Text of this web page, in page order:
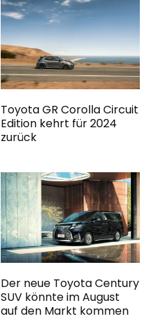
Toyota GR Corolla Circuit
Edition kehrt für 2024
zurück
Der neue Toyota Century
SUV könnte im August
auf den Markt kommen